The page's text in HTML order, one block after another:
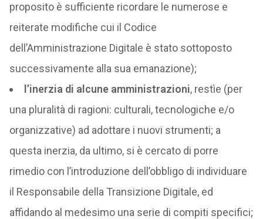
proposito è sufficiente ricordare le numerose e
reiterate modifiche cui il Codice
dell’Amministrazione Digitale è stato sottoposto
successivamente alla sua emanazione);
l’inerzia di alcune amministrazioni, restìe (per
una pluralità di ragioni: culturali, tecnologiche e/o
organizzative) ad adottare i nuovi strumenti; a
questa inerzia, da ultimo, si è cercato di porre
rimedio con l’introduzione dell’obbligo di individuare
il Responsabile della Transizione Digitale, ed
affidando al medesimo una serie di compiti specifici;